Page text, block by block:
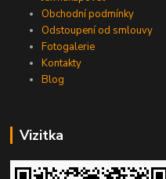
Obchodní podmínky
Odstoupení od smlouvy
Fotogalerie
Kontakty
Blog
Vizitka